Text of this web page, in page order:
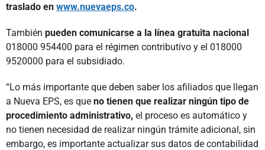
traslado en www.nuevaeps.co.
También pueden comunicarse a la línea gratuita nacional
018000 954400 para el régimen contributivo y el 018000
9520000 para el subsidiado.
“Lo más importante que deben saber los afiliados que llegan
a Nueva EPS, es que no tienen que realizar ningún tipo de
procedimiento administrativo, el proceso es automático y
no tienen necesidad de realizar ningún trámite adicional, sin
embargo, es importante actualizar sus datos de contabilidad